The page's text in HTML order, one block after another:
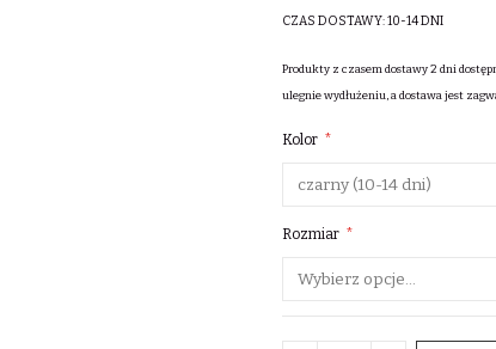
CZAS DOSTAWY:10-14 DNI
Produkty z czasem dostawy 2 dni
ulegnie wydłużeniu, a dostawa jest
Kolor
Rozmiar